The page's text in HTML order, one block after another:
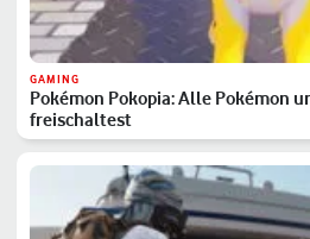
GAMING
Pokémon Pokopia: Alle Pokémon
freischaltest